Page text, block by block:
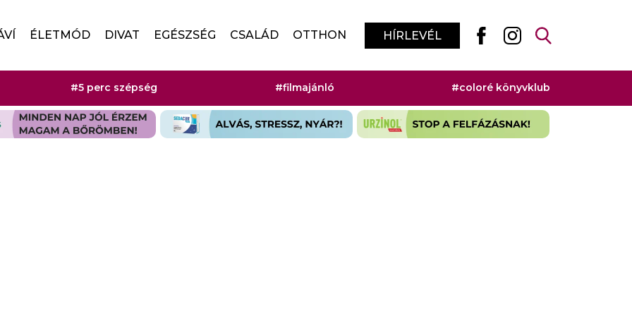
ÉLETMÓD DIVAT EGÉSZSÉG CSALÁD OTTHON HÍRLEVÉL
#5 perc szépség #filmajánló #coloré könyvklub